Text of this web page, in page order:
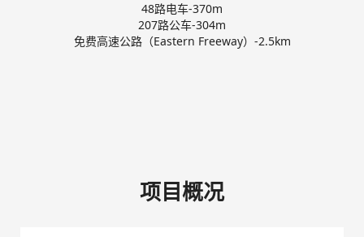
48路电车-370m
207路公车-304m
免费高速公路（Eastern Freeway）-2.5km
项目概况